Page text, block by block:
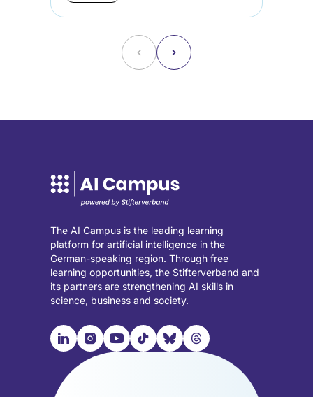
˂ ˃
The AI Campus is the leading learning
platform for artificial intelligence in the
German-speaking region. Through free
learning opportunities, the Stifterverband and
its partners are strengthening AI skills in
science, business and society.

Visit
our
LinkedIn
📹︎
Visit
our
📺︎
Visit
🎵︎
Visit
🦋︎
Visit
🧵︎
Visit